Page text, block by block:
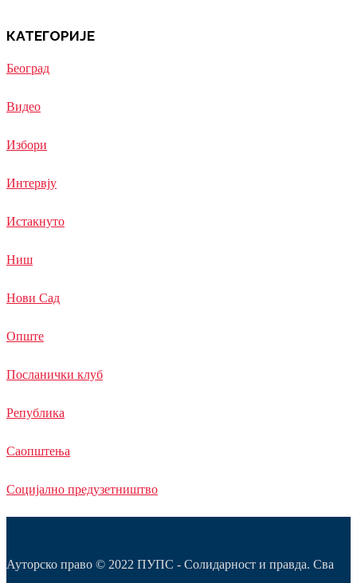
КАТЕГОРИЈЕ
Београд
Видео
Избори
Интервју
Истакнуто
Ниш
Нови Сад
Опште
Посланички клуб
Република
Саопштења
Социјално предузетништво
Ауторско право © 2022 ПУПС - Солидарност и правда. Сва